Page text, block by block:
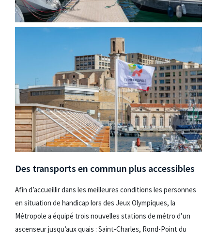
Des transports en commun plus accessibles
Afin d’accueillir dans les meilleures conditions les personnes
en situation de handicap lors des Jeux Olympiques, la
Métropole a équipé trois nouvelles stations de métro d’un
ascenseur jusqu’aux quais : Saint-Charles, Rond-Point du